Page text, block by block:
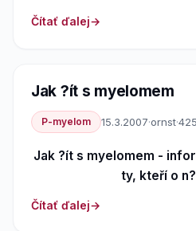
Čítať ďalej
Jak ?ít s myelomem
P-myelom 15.3.2007·ornst·
Jak ?ít s myelomem -
ty, kteří o
Čítať ďalej